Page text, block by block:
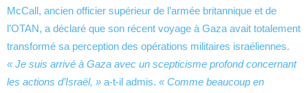
McCall, ancien officier supérieur de l’armée britannique et de
l’OTAN, a déclaré que son récent voyage à Gaza avait totalement
transformé sa perception des opérations militaires israéliennes.
« Je suis arrivé à Gaza avec un scepticisme profond concernant
les actions d’Israël, » a-t-il admis. « Comme beaucoup en